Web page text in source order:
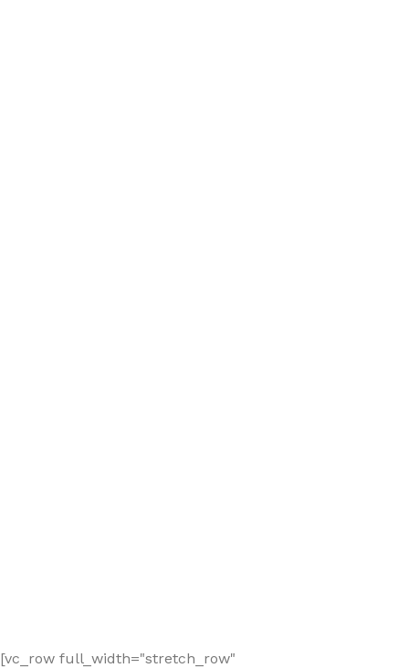
[vc_row full_width="stretch_row"